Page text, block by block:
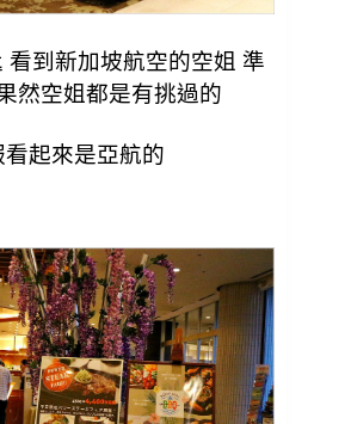
看到新加坡航空的空姐 準
然空姐都是有挑過的
看起來是亞航的